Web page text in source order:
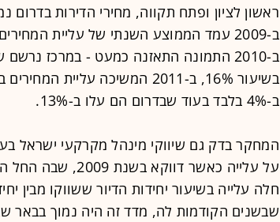
ראשון לציון ופתח תקווה, מחירי הדירות בדרום
בשיעור 16%, ב-2011 המשיכה
ב-4% בלבד בעוד שבדרום הם עלו ב-13%.
המחקר בדק גם שיווקי מינהל מקרקעי ישראל
על עלייה כאשר
חלה עלייה בשיעור יחידות הדיור ששווקו מבין
שבשנים הקודמות לה, מדד זה היה נמוך בבאר